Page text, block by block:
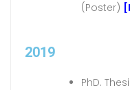
(Poster)
2019
PhD.